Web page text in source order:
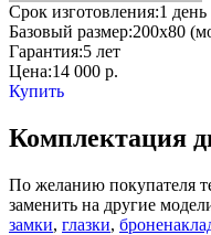
Срок изготовления:1 день
Базовый размер:200x80
Гарантия:5 лет
Цена:14 000 р.
Купить
Комплектация
По желанию покупателя
заменить на другие
замки, глазки,